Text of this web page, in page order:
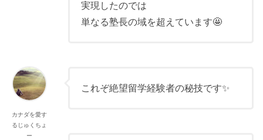
実現したのでは
単なる塾長の域を超えています🤩
カナダを愛す
るじゅくちょ
ー
これぞ絶望留学経験者の秘技です✨